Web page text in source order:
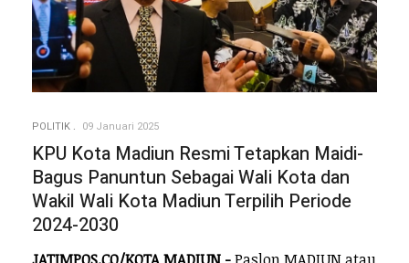
POLITIK 09 Januari 2025
KPU Kota Madiun Resmi Tetapkan Maidi-
Bagus Panuntun Sebagai Wali Kota dan
Wakil Wali Kota Madiun Terpilih Periode
2024-2030